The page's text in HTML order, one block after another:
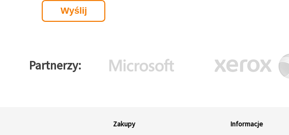
Partnerzy
Zakupy Informacje